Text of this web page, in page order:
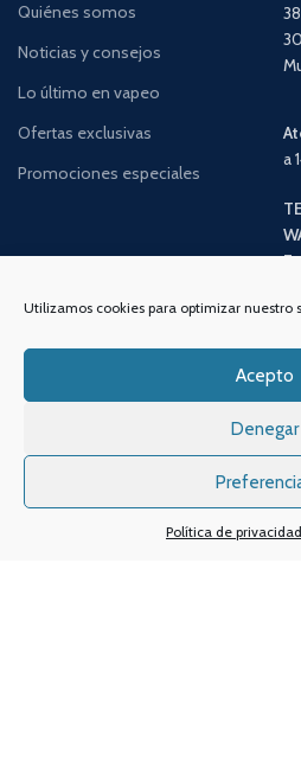
Utilizamos cookies para optimizar nuestro
Acepto
Denegar
Política de
Quiénes somos
Noticias y consejos
Lo último en vapeo
Ofertas exclusivas
Promociones especiales
a